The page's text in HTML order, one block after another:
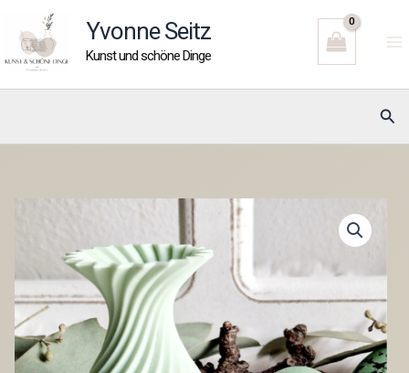
Inhalt
springen
Yvonne Seitz
Kunst und schöne Dinge